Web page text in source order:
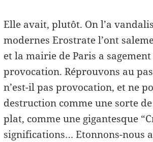
Elle avait, plutôt. On l’a
modernes Erostrate l’ont
et la mairie de Paris a
provocation. Réprouvons au
n’est-il pas provocation, et ne
destruction comme une sorte
plat, comme une gigantesque
significations… Etonnons-nous